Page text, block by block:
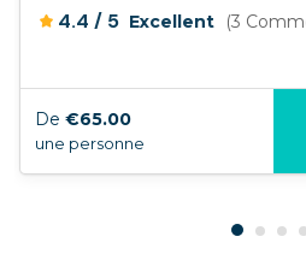
4.4 / 5 Excellent (3
De €65.00
une personne